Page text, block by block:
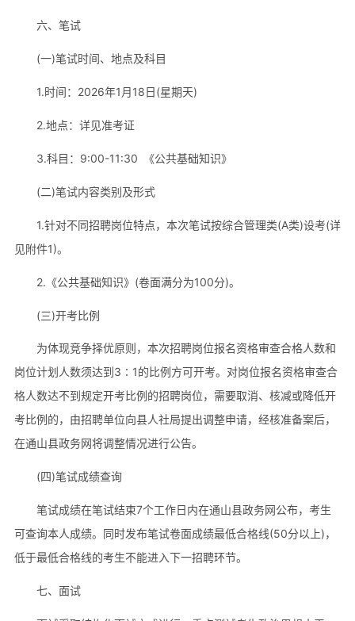
六、笔试
(一)笔试时间、地点及科目
1.时间：2026年1月18日(星期天)
2.地点：详见准考证
3.科目：9:00-11:30 《公共基础知识》
(二)笔试内容类别及形式
1.针对不同招聘岗位特点，本次笔试按综合管理类(A类)设考(详
见附件1)。
2.《公共基础知识》(卷面满分为100分)。
(三)开考比例
为体现竞争择优原则，本次招聘岗位报名资格审查合格人数和
岗位计划人数须达到3∶1的比例方可开考。对岗位报名资格审查合
格人数达不到规定开考比例的招聘岗位，需要取消、核减或降低开
考比例的，由招聘单位向县人社局提出调整申请，经核准备案后，
在通山县政务网将调整情况进行公告。
(四)笔试成绩查询
笔试成绩在笔试结束7个工作日内在通山县政务网公布，考生
可查询本人成绩。同时发布笔试卷面成绩最低合格线(50分以上)，
低于最低合格线的考生不能进入下一招聘环节。
七、面试